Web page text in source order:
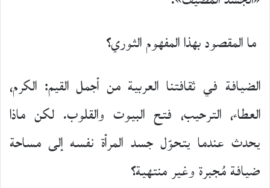
ما المقصود بهذا المفهوم الثوري؟
الضيافة في ثقافتنا العربية من أجمل القيم: الكرم،
العطاء، الترحيب، فتح البيوت والقلوب. لكن ماذا
يحدث عندما يتحوّل جسد المرأة نفسه إلى مساحة
ضيافة مُجبرة وغير منتهية؟